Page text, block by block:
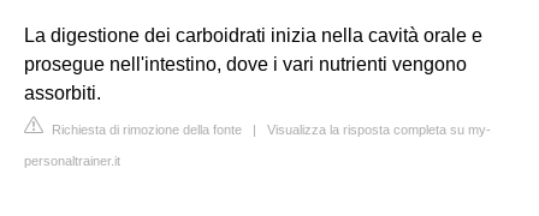
La digestione dei carboidrati inizia nella cavità orale e
prosegue nell'intestino, dove i vari nutrienti vengono
assorbiti.
Richiesta di rimozione della fonte Visualizza la risposta completa su my-
personaltrainer.it